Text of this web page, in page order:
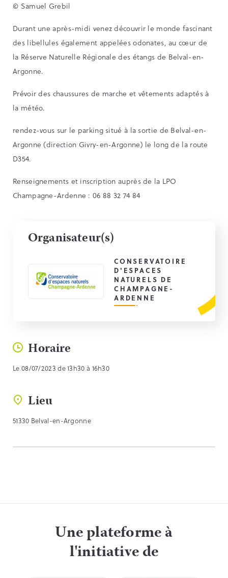
© Samuel Grebil
Durant une après-midi venez découvrir le monde fascinant
des libellules également appelées odonates, au cœur de
la Réserve Naturelle Régionale des étangs de Belval-en-
Argonne.
Prévoir des chaussures de marche et vêtements adaptés à
la météo.
rendez-vous sur le parking situé à la sortie de Belval-en-
Argonne (direction Givry-en-Argonne) le long de la route
D354.
Renseignements et inscription auprès de la LPO
Champagne-Ardenne : 06 88 32 74 84
Organisateur(s)
CONSERVATOIRE
D'ESPACES
NATURELS DE
CHAMPAGNE-
ARDENNE
Horaire
Le 08/07/2023 de 13h30 à 16h30
Lieu
51330 Belval-en-Argonne
Une plateforme à
l'initiative de